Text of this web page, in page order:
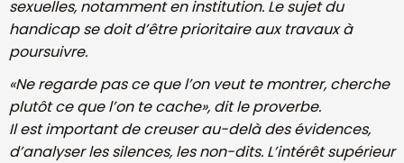
sexuelles, notamment en institution. Le sujet du
handicap se doitd’être prioritaire aux travaux à
poursuivre.
«Ne regarde pas ce que l’on veut te montrer, cherche
plutôt ce que l’on tecache», dit le proverbe.
Il est important de creuser au-delà des évidences,
d’analyser les silences, les non-dits. L’intérêt supérieur